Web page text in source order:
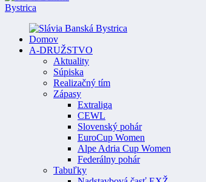
Domov
A-DRUŽSTVO
Aktuality
Súpiska
Realizačný tím
Zápasy
Extraliga
CEWL
Slovenský pohár
EuroCup Women
Alpe Adria Cup Women
Federálny pohár
Tabuľky